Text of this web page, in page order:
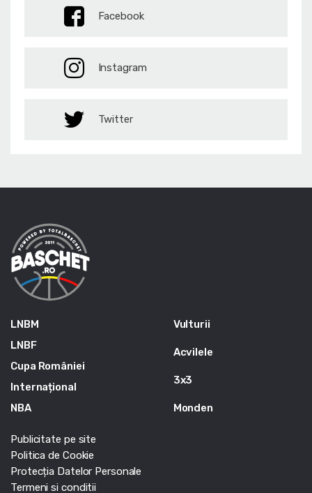
Facebook
Instagram
Twitter
LNBM
LNBF
Cupa României
Internațional
NBA
Vulturii
Acvilele
3x3
Monden
Publicitate pe site
Politica de Cookie
Protecția Datelor Personale
Termeni si conditii